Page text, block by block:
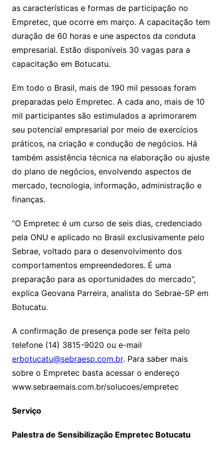
as características e formas de participação no
Empretec, que ocorre em março. A capacitação tem
duração de 60 horas e une aspectos da conduta
empresarial. Estão disponíveis 30 vagas para a
capacitação em Botucatu.
Em todo o Brasil, mais de 190 mil pessoas foram
preparadas pelo Empretec. A cada ano, mais de 10
mil participantes são estimulados a aprimorarem
seu potencial empresarial por meio de exercícios
práticos, na criação e condução de negócios. Há
também assistência técnica na elaboração ou ajuste
do plano de negócios, envolvendo aspectos de
mercado, tecnologia, informação, administração e
finanças.
“O Empretec é um curso de seis dias, credenciado
pela ONU e aplicado no Brasil exclusivamente pelo
Sebrae, voltado para o desenvolvimento dos
comportamentos empreendedores. É uma
preparação para as oportunidades do mercado”,
explica Geovana Parreira, analista do Sebrae-SP em
Botucatu.
A confirmação de presença pode ser feita pelo
telefone (14) 3815-9020 ou e-mail
erbotucatu@sebraesp.com.br. Para saber mais
sobre o Empretec basta acessar o endereço
www.sebraemais.com.br/solucoes/empretec
Serviço
Palestra de Sensibilização Empretec Botucatu